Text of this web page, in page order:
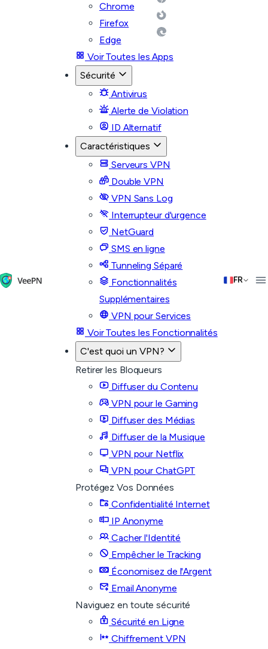
Chrome
Firefox
Edge
Voir Toutes les Apps
Sécurité
Antivirus
Alerte de Violation
ID Alternatif
Caractéristiques
Serveurs VPN
Double VPN
VPN Sans Log
Interrupteur d'urgence
NetGuard
SMS en ligne
Tunneling Séparé
Fonctionnalités
Supplémentaires
VPN pour Services
Voir Toutes les Fonctionnalités
C'est quoi un VPN?
Retirer les Bloqueurs
Diffuser du Contenu
VPN pour le Gaming
Diffuser des Médias
Diffuser de la Musique
VPN pour Netflix
VPN pour ChatGPT
Protégez Vos Données
Confidentialité Internet
IP Anonyme
Cacher l'Identité
Empêcher le Tracking
Économisez de l'Argent
Email Anonyme
Naviguez en toute sécurité
Sécurité en Ligne
Chiffrement VPN
FR